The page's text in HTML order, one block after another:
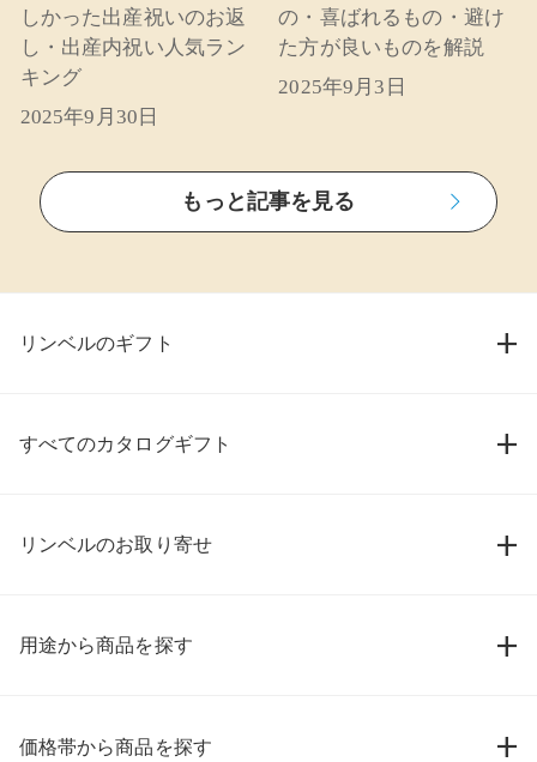
しかった出産祝いのお返
し・出産内祝い人気ラン
キング
2025年9月30日
の・喜ばれるもの・避け
た方が良いものを解説
2025年9月3日
もっと記事を見る
リンベルのギフト
すべてのカタログギフト
リンベルのお取り寄せ
用途から商品を探す
価格帯から商品を探す